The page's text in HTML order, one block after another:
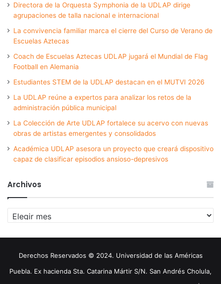
Directora de la Orquesta Symphonia de la UDLAP dirige
agrupaciones de talla nacional e internacional
La convivencia familiar marca el cierre del Curso de Verano de
Escuelas Aztecas
Coach de Escuelas Aztecas UDLAP jugará el Mundial de Flag
Football en Alemania
Estudiantes STEM de la UDLAP destacan en el MUTVI 2026
La UDLAP reúne a expertos para analizar los retos de la
administración pública municipal
La Colección de Arte UDLAP fortalece su acervo con nuevas
obras de artistas emergentes y consolidados
Académica UDLAP asesora un proyecto que creará dispositivo
capaz de clasificar episodios ansioso-depresivos
Archivos
Archivos
Derechos Reservados © 2024. Universidad de las Américas
Puebla. Ex hacienda Sta. Catarina Mártir S/N. San Andrés Cholula,